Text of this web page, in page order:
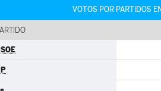
VOTOS POR PARTIDOS